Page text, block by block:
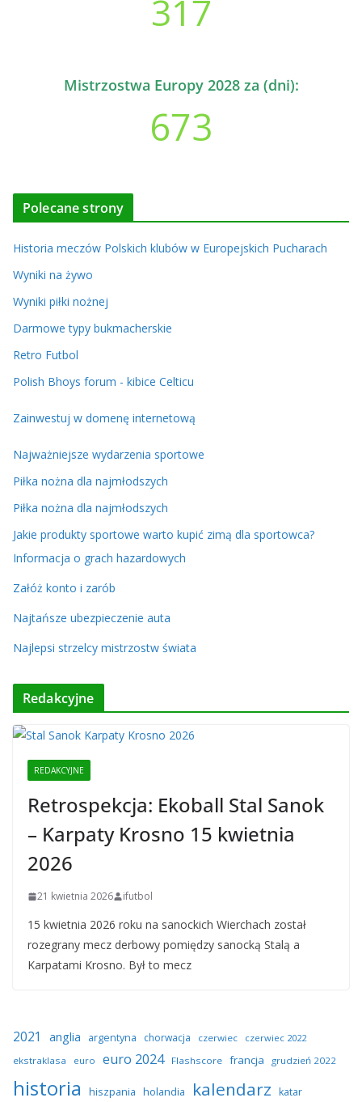
317
Mistrzostwa Europy 2028 za (dni):
673
Polecane strony
Historia meczów Polskich klubów w Europejskich Pucharach
Wyniki na żywo
Wyniki piłki nożnej
Darmowe typy bukmacherskie
Retro Futbol
Polish Bhoys forum - kibice Celticu
Zainwestuj w domenę internetową
Najważniejsze wydarzenia sportowe
Piłka nożna dla najmłodszych
Piłka nożna dla najmłodszych
Jakie produkty sportowe warto kupić zimą dla sportowca?
Informacja o grach hazardowych
Załóż konto i zarób
Najtańsze ubezpieczenie auta
Najlepsi strzelcy mistrzostw świata
Redakcyjne
REDAKCYJNE
Retrospekcja: Ekoball Stal Sanok
– Karpaty Krosno 15 kwietnia
2026
21 kwietnia 2026 ifutbol
15 kwietnia 2026 roku na sanockich Wierchach został
rozegrany mecz derbowy pomiędzy sanocką Stalą a
Karpatami Krosno. Był to mecz
2021 anglia argentyna chorwacja czerwiec
czerwiec 2022
ekstraklasa
euro euro 2024 Flashscore francja grudzień 2022
historia hiszpania holandia kalendarz katar